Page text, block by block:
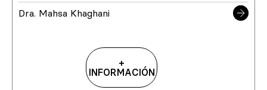
Dra. Mahsa Khaghani
+
INFORMACIÓN